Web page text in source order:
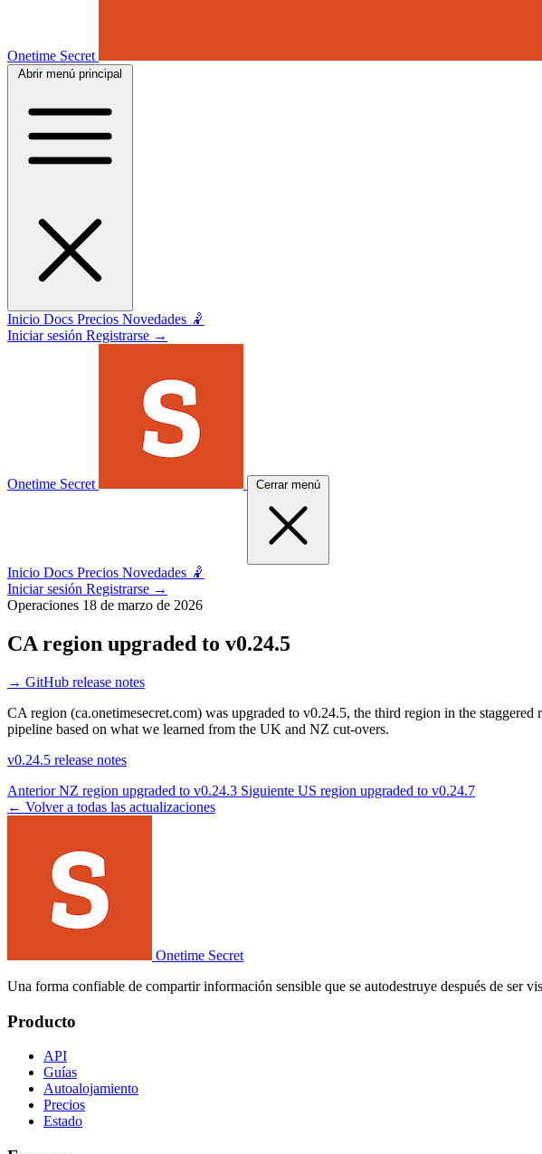
Onetime Secret
Abrir menú principal
Inicio Docs Precios Novedades 🤾
Iniciar sesión Registrarse →
Onetime Secret Cerrar menú
Inicio Docs Precios Novedades 🤾
Iniciar sesión Registrarse →
Operaciones 18 de marzo de 2026
CA region upgraded to v0.24.5
→ GitHub release notes
CA region (ca.onetimesecret.com) was upgraded to v0.24.5, the third region in the
pipeline based on what we learned from the UK and NZ cut-overs.
v0.24.5 release notes
AnteriorNZ region upgraded to v0.24.3 Siguiente US region upgraded to v0.24.7
← Volver a todas las actualizaciones
Onetime Secret
Una forma confiable de compartir información sensible que se autodestruye después de ser
Producto
API
Guías
Autoalojamiento
Precios
Estado